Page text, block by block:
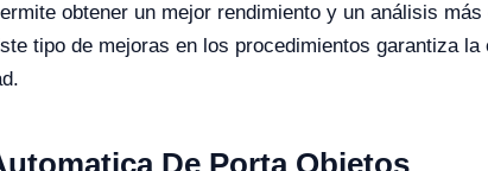
obtener un mejor rendimiento y un análisis
tipo de mejoras en los procedimientos garantiza
De Porta Objetos